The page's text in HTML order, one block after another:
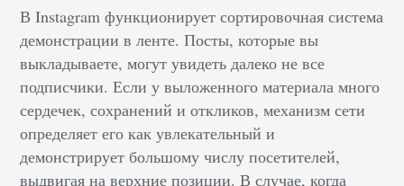
В Instagram функционирует сортировочная система
демонстрации в ленте. Посты, которые вы
выкладываете, могут увидеть далеко не все
подписчики. Если у выложенного материала много
сердечек, сохранений и откликов, механизм сети
определяет его как увлекательный и
демонстрирует большому числу посетителей,
выдвигая на верхние позиции. В случае, когда